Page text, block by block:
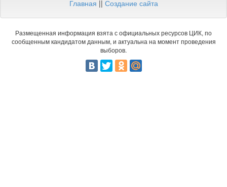
Главная || Создание сайта
Размещенная информация взята с официальных ресурсов ЦИК, по
сообщенным кандидатом данным, и актуальна на момент проведения
выборов.